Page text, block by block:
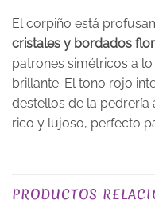
El corpiño está
cristales y bordados
patrones simétricos a
brillante. El tono rojo
destellos de la pedrería
rico y lujoso, perfecto
PRODUCTOS